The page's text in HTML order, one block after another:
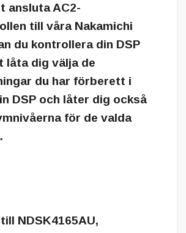
ansluta AC2-
till våra Nakamichi
du kontrollera din DSP
låta dig välja de
du har förberett i
DSP och låter dig också
för de valda
NDSK4165AU,